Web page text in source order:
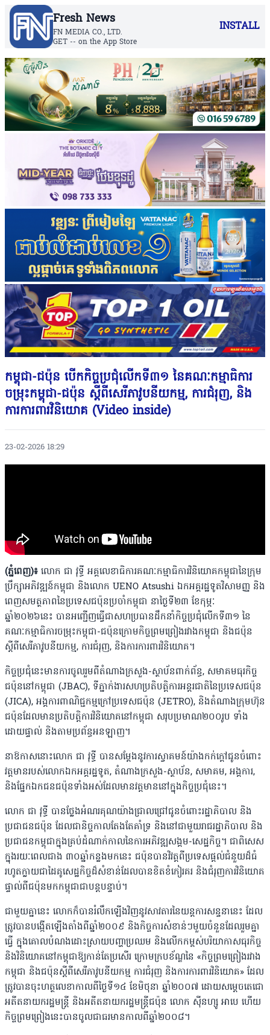
Fresh News
FN MEDIA CO., LTD.
GET -- on the App Store
INSTALL
កម្ពុជា-ជប៉ុន បេីកកិច្ចប្រជុំលើកទី៣១ នៃគណៈកម្មាធិការ
ចម្រុះកម្ពុជា-ជប៉ុន ស្តីពីសេរីភាវូបនីយកម្ម, ការជំរុញ, និង
ការការពារវិនិយោគ (Video inside)
23-02-2026 18:29
(ភ្នំពេញ)៖ លោក ជា វុទ្ធី អគ្គលេខាធិការគណៈកម្មាធិការវិនិយោគកម្ពុជានៃក្រុម
ប្រឹក្សាអភិវឌ្ឍន៍កម្ពុជា និងលោក UENO Atsushi ឯកអគ្គរដ្ឋទូតវិសាមញ្ញ និង
ពេញសមត្ថភាពនៃប្រទេសជប៉ុនប្រចាំកម្ពុជា នាថ្ងៃទី២៣ ខែកុម្ភៈ
ឆ្នាំ២០២៦នេះ បានអញ្ជើញធ្វើជាសហប្រធានដឹកនាំកិច្ចប្រជុំលើកទី៣១ នៃ
គណៈកម្មាធិការចម្រុះកម្ពុជា-ជប៉ុនក្រោមកិច្ចព្រមព្រៀងរវាងកម្ពុជា និងជប៉ុន
ស្តីពីសេរីភាវូបនីយកម្ម, ការជំរុញ, និងការការពារវិនិយោគ។
កិច្ចប្រជុំនេះមានការចូលរួមពីតំណាងក្រសួង-ស្ថាប័នពាក់ព័ន្ធ, សមាគមធុរកិច្ច
ជប៉ុននៅកម្ពុជា (JBAC), ទីភ្នាក់ងារសហប្រតិបត្តិការអន្តរជាតិនៃប្រទេសជប៉ុន
(JICA), អង្គការពាណិជ្ជកម្មក្រៅប្រទេសជប៉ុន (JETRO), និងតំណាងក្រុមហ៊ុន
ជប៉ុនដែលមានប្រតិបត្តិការវិនិយោគនៅកម្ពុជា សរុបប្រមាណ២០០រូប ទាំង
ដោយផ្ទាល់ និងតាមប្រព័ន្ធអនឡាញ។
នាឱកាសនោះលោក ជា វុទ្ធី បានសម្ដែងនូវការស្វាគមន៍យ៉ាងកក់ក្តៅជូនចំពោះ
វត្តមានរបស់លោកឯកអគ្គរដ្ឋទូត, តំណាងក្រសួង-ស្ថាប័ន, សមាគម, អង្គការ,
និងផ្នែកឯកជនជប៉ុនទាំងអស់ដែលមានវត្តមាននៅក្នុងកិច្ចប្រជុំនេះ។
លោក ជា វុទ្ធី បានថ្លែងអំណរគុណយ៉ាងជ្រាលជ្រៅជូនចំពោះរដ្ឋាភិបាល និង
ប្រជាជនជប៉ុន ដែលជានិច្ចកាលតែងតែគាំទ្រ និងនៅជាមួយរាជរដ្ឋាភិបាល និង
ប្រជាជនកម្ពុជាក្នុងគ្រប់ដំណាក់កាលនៃការអភិវឌ្ឍសង្គម-សេដ្ឋកិច្ច។ ជាពិសេស
ក្នុងរយៈពេលជាង ៣០ឆ្នាំកន្លងមកនេះ ជប៉ុនបានវិវត្តពីប្រទេសផ្តល់ជំនួយដ៏ធំ
រហូតក្លាយជាដៃគូសេដ្ឋកិច្ចដ៏សំខាន់ដែលបានខិតខំកៀរគរ និងជំរុញការវិនិយោគ
ផ្ទាល់ពីជប៉ុនមកកម្ពុជាជាបន្តបន្ទាប់។
ជាមួយគ្នានេះ លោកក៏បានរំលឹកឡើងវិញនូវសាវតារនៃយន្តការសន្ទនានេះ ដែល
ត្រូវបានបង្កើតឡើងតាំងពីឆ្នាំ២០០៩ និងកិច្ចការសំខាន់ៗមួយចំនួនដែលរួមគ្នា
ធ្វើ ក្នុងគោលបំណងដោះស្រាយបញ្ហាប្រឈម និងលើកកម្ពស់បរិយាកាសធុរកិច្ច
និងវិនិយោគនៅកម្ពុជាឱ្យកាន់តែប្រសើរ ក្រោមក្របខ័ណ្ឌនៃ «កិច្ចព្រមព្រៀងរវាង
កម្ពុជា និងជប៉ុនស្តីពីសេរីភាវូបនីយកម្ម ការជំរុញ និងការការពារវិនិយោគ» ដែល
ត្រូវបានចុះហត្ថលេខាកាលពីថ្ងៃទី១៤ ខែមិថុនា ឆ្នាំ២០០៧ ដោយសម្ដេចតេជោ
អតីតនាយករដ្ឋមន្រ្ដី និងអតីតនាយករដ្ឋមន្រ្ដីជប៉ុន លោក ស៊ីនហ្សូ អាបេ ហើយ
កិច្ចព្រមព្រៀងនេះបានចូលជាធរមានកាលពីឆ្នាំ២០០៨។